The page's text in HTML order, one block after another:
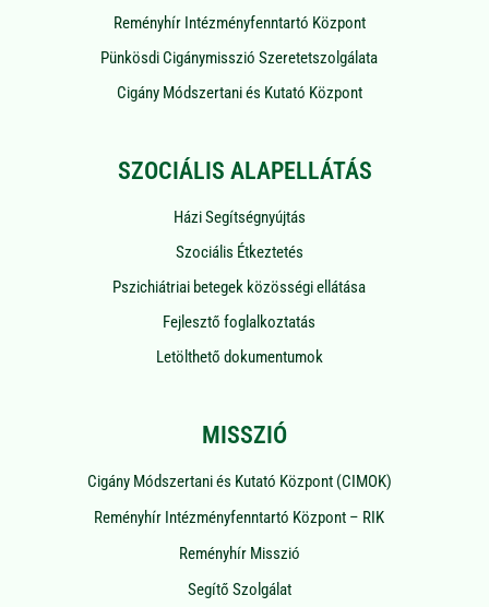
Reményhír Intézményfenntartó Központ
Pünkösdi Cigánymisszió Szeretetszolgálata
Cigány Módszertani és Kutató Központ
SZOCIÁLIS ALAPELLÁTÁS
Házi Segítségnyújtás
Szociális Étkeztetés
Pszichiátriai betegek közösségi ellátása
Fejlesztő foglalkoztatás
Letölthető dokumentumok
MISSZIÓ
Cigány Módszertani és Kutató Központ (CIMOK)
Reményhír Intézményfenntartó Központ – RIK
Reményhír Misszió
Segítő Szolgálat